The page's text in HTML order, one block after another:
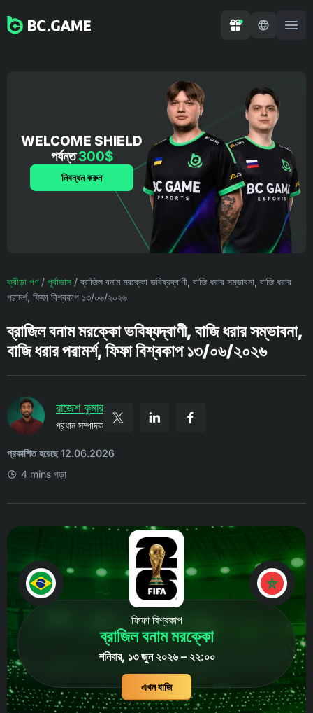
WELCOME SHIELD
পর্যন্ত300$
নিবন্ধন করুন
ক্রীড়া পণ/ পূর্বাভাস /ব্রাজিল বনাম মরক্কো ভবিষ্যদ্বাণী, বাজি ধরার সম্ভাবনা, বাজি ধরার
পরামর্শ, ফিফা বিশ্বকাপ ১৩/০৬/২০২৬
ব্রাজিল বনাম মরক্কো ভবিষ্যদ্বাণী, বাজি ধরার সম্ভাবনা,
বাজি ধরার পরামর্শ, ফিফা বিশ্বকাপ ১৩/০৬/২০২৬
রাজেশ কুমার
প্রধান সম্পাদক
প্রকাশিত হয়েছে 12.06.2026
4 mins পড়া
ফিফা বিশ্বকাপ
ব্রাজিল বনাম মরক্কো
শনিবার, ১৩ জুন ২০২৬ – ২২:০০
এখন বাজি